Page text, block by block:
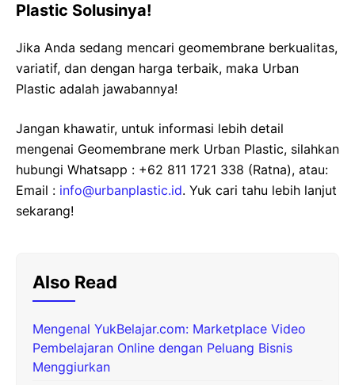
Plastic Solusinya!
Jika Anda sedang mencari geomembrane berkualitas,
variatif, dan dengan harga terbaik, maka Urban
Plastic adalah jawabannya!
Jangan khawatir, untuk informasi lebih detail
mengenai Geomembrane merk Urban Plastic, silahkan
hubungi Whatsapp : +62 811 1721 338 (Ratna), atau:
Email : info@urbanplastic.id. Yuk cari tahu lebih lanjut
sekarang!
Also Read
Mengenal YukBelajar.com: Marketplace Video
Pembelajaran Online dengan Peluang Bisnis
Menggiurkan